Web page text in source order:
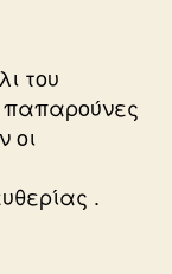
του
παπαρούνες
οι
.